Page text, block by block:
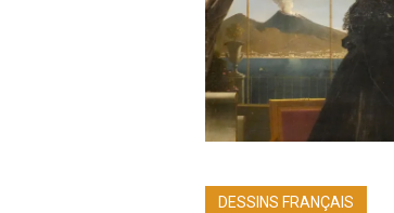
DESSINS FRANÇAIS